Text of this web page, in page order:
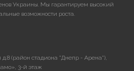
Украины. Мы гарантируем высокий
возможности роста.
д.8 (район стадиона "Днепр - Арена"),
3-й этаж